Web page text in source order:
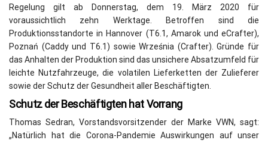
Regelung gilt ab Donnerstag, dem 19. März 2020 für
voraussichtlich zehn Werktage. Betroffen sind die
Produktionsstandorte in Hannover (T6.1, Amarok und eCrafter),
Poznań (Caddy und T6.1) sowie Września (Crafter). Gründe für
das Anhalten der Produktion sind das unsichere Absatzumfeld für
leichte Nutzfahrzeuge, die volatilen Lieferketten der Zulieferer
sowie der Schutz der Gesundheit aller Beschäftigten.
Schutz der Beschäftigten hat Vorrang
Thomas Sedran, Vorstandsvorsitzender der Marke VWN, sagt:
„Natürlich hat die Corona-Pandemie Auswirkungen auf unser